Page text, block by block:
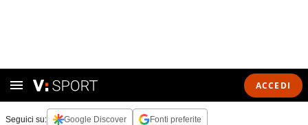
ACCEDI
Seguici su: Google Discover Fonti preferite